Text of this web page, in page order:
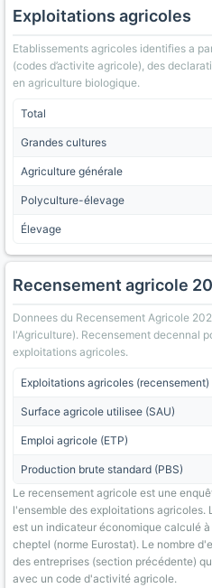
Exploitations agricoles
Etablissements agricoles identifies a
(codes d’activite agricole), des
en agriculture biologique.
Total
Grandes cultures
Agriculture générale
Polyculture-élevage
Élevage
Recensement agricole
Donnees du Recensement Agricole
l'Agriculture). Recensement decennal
exploitations agricoles.
Exploitations agricoles (recensement)
Surface agricole utilisee (SAU)
Emploi agricole (ETP)
Production brute standard (PBS)
Le recensement agricole est une
l'ensemble des exploitations agricoles.
est un indicateur économique calculé
cheptel (norme Eurostat). Le nombre
des entreprises (section précédente)
avec un code d'activité agricole.